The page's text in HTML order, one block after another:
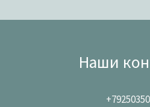
Наши